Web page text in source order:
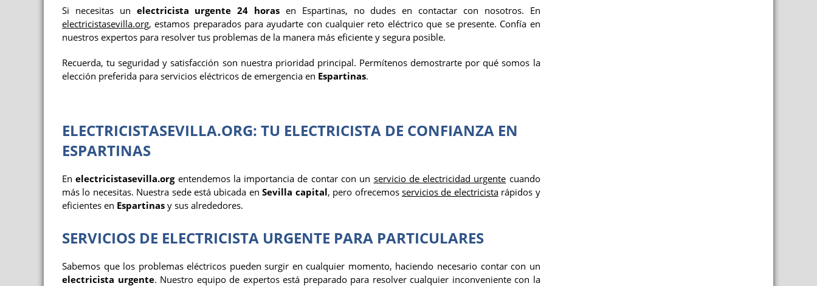
Si necesitas un electricista urgente 24 horas en Espartinas, no dudes en contactar con nosotros. En
electricistasevilla.org, estamos preparados para ayudarte con cualquier reto eléctrico que se presente. Confía en
nuestros expertos para resolver tus problemas de la manera más eficiente y segura posible.
Recuerda, tu seguridad y satisfacción son nuestra prioridad principal. Permítenos demostrarte por qué somos la
elección preferida para servicios eléctricos de emergencia en Espartinas.
ELECTRICISTASEVILLA.ORG: TU ELECTRICISTA DE CONFIANZA EN
ESPARTINAS
Enelectricistasevilla.orgentendemos la importancia de contar con un servicio de electricidad urgente cuando
más lo necesitas. Nuestra sede está ubicada enSevilla capital, pero ofrecemos servicios de electricistarápidos y
eficientes en Espartinas y sus alrededores.
SERVICIOS DE ELECTRICISTA URGENTE PARA PARTICULARES
Sabemos que los problemas eléctricos pueden surgir en cualquier momento, haciendo necesario contar con un
electricista urgente. Nuestro equipo de expertos está preparado para resolver cualquier inconveniente con la